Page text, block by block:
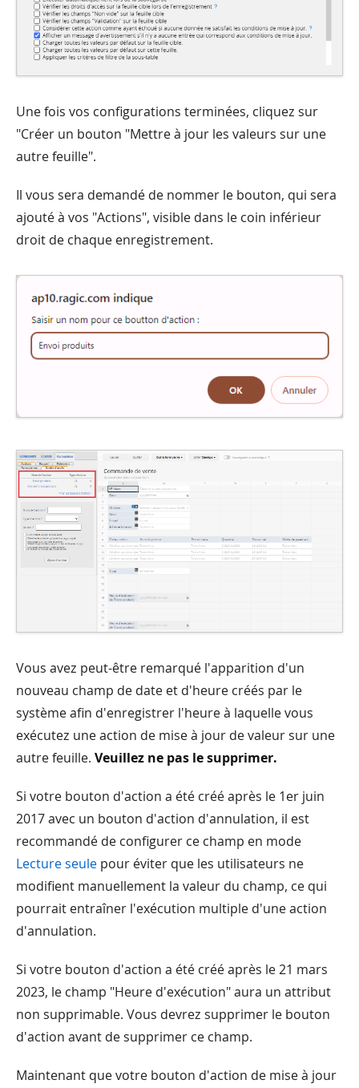
Une fois vos configurations terminées, cliquez sur
"Créer un bouton "Mettre à jour les valeurs sur une
autre feuille".
Il vous sera demandé de nommer le bouton, qui sera
ajouté à vos "Actions", visible dans le coin inférieur
droit de chaque enregistrement.
Vous avez peut-être remarqué l'apparition d'un
nouveau champ de date et d'heure créés par le
système afin d'enregistrer l'heure à laquelle vous
exécutez une action de mise à jour de valeur sur une
autre feuille. Veuillez ne pas le supprimer.
Si votre bouton d'action a été créé après le 1er juin
2017 avec un bouton d'action d'annulation, il est
recommandé de configurer ce champ en mode
Lecture seule pour éviter que les utilisateurs ne
modifient manuellement la valeur du champ, ce qui
pourrait entraîner l'exécution multiple d'une action
d'annulation.
Si votre bouton d'action a été créé après le 21 mars
2023, le champ "Heure d'exécution" aura un attribut
non supprimable. Vous devrez supprimer le bouton
d'action avant de supprimer ce champ.
Maintenant que votre bouton d'action de mise à jour